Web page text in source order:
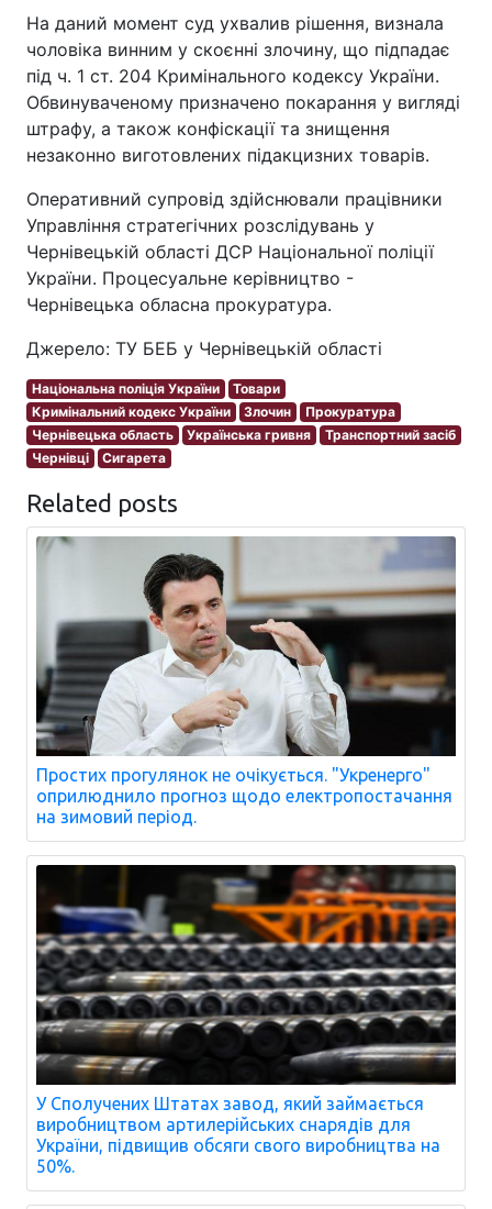
На даний момент суд ухвалив рішення, визнала
чоловіка винним у скоєнні злочину, що підпадає
під ч. 1 ст. 204 Кримінального кодексу України.
Обвинуваченому призначено покарання у вигляді
штрафу, а також конфіскації та знищення
незаконно виготовлених підакцизних товарів.
Оперативний супровід здійснювали працівники
Управління стратегічних розслідувань у
Чернівецькій області ДСР Національної поліції
України. Процесуальне керівництво -
Чернівецька обласна прокуратура.
Джерело: ТУ БЕБ у Чернівецькій області
Національна поліція України
Товари
Кримінальний кодекс України
Злочин
Прокуратура
Чернівецька область
Українська гривня
Транспортний засіб
Чернівці
Сигарета
Related posts
Простих прогулянок не очікується. "Укренерго"
оприлюднило прогноз щодо електропостачання
на зимовий період.
У Сполучених Штатах завод, який займається
виробництвом артилерійських снарядів для
України, підвищив обсяги свого виробництва на
50%.